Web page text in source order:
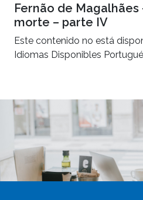
Fernão de Magalhães
morte – parte IV
Este contenido no está
Idiomas Disponibles